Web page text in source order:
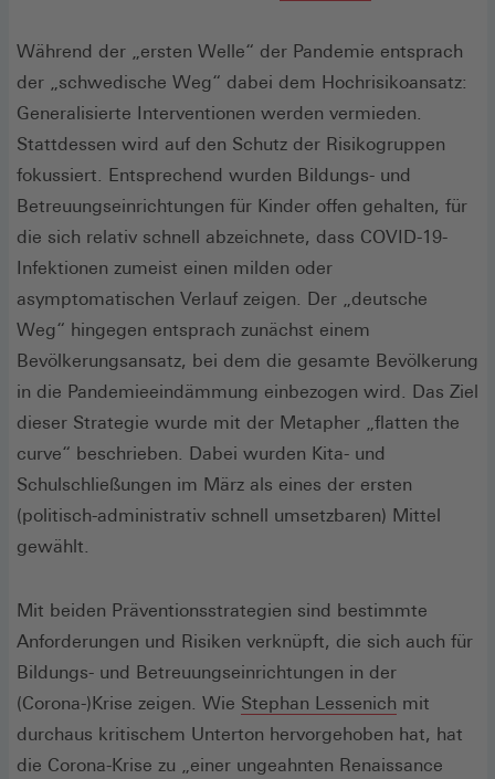
einem
neuen
Fenster)
Während der „ersten Welle“ der Pandemie entsprach
der „schwedische Weg“ dabei dem Hochrisikoansatz:
Generalisierte Interventionen werden vermieden.
Stattdessen wird auf den Schutz der Risikogruppen
fokussiert. Entsprechend wurden Bildungs- und
Betreuungseinrichtungen für Kinder offen gehalten, für
die sich relativ schnell abzeichnete, dass COVID-19-
Infektionen zumeist einen milden oder
asymptomatischen Verlauf zeigen. Der „deutsche
Weg“ hingegen entsprach zunächst einem
Bevölkerungsansatz, bei dem die gesamte Bevölkerung
in die Pandemieeindämmung einbezogen wird. Das Ziel
dieser Strategie wurde mit der Metapher „flatten the
curve“ beschrieben. Dabei wurden Kita- und
Schulschließungen im März als eines der ersten
(politisch-administrativ schnell umsetzbaren) Mittel
gewählt.
Mit beiden Präventionsstrategien sind bestimmte
Anforderungen und Risiken verknüpft, die sich auch für
Bildungs- und Betreuungseinrichtungen in der
(Corona-)Krise zeigen. Wie Stephan Lessenich (Öffnet
in
einem
mit
durchaus kritischem Unterton hervorgehoben hat, hat
die Corona-Krise zu „einer ungeahnten Renaissance